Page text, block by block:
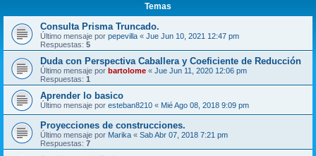
Temas
Consulta Prisma Truncado.
Último mensaje por pepevilla « Jue Jun 10, 2021 12:47 pm
Respuestas: 5
Duda con Perspectiva Caballera y Coeficiente de Reducción
Último mensaje por bartolome « Jue Jun 11, 2020 12:06 pm
Respuestas: 1
Aprender lo basico
Último mensaje por esteban8210 « Mié Ago 08, 2018 9:09 pm
Proyecciones de construcciones.
Último mensaje por Marika « Sab Abr 07, 2018 7:21 pm
Respuestas: 7